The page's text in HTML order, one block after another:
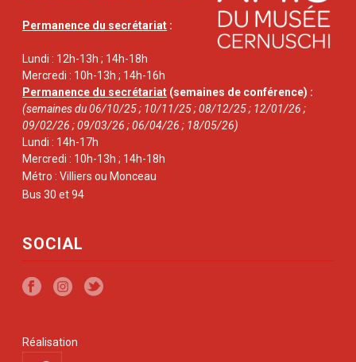
Permanence du secrétariat :
Lundi : 12h-13h ; 14h-18h
Mercredi : 10h-13h ; 14h-16h
Permanence du secrétariat (semaines de conférence) :
(semaines du 06/10/25 ; 10/11/25 ; 08/12/25 ; 12/01/26 ;
09/02/26 ; 09/03/26 ; 06/04/26 ; 18/05/26)
Lundi : 14h-17h
Mercredi : 10h-13h ; 14h-18h
Métro : Villiers ou Monceau
Bus 30 et 94
SOCIAL
Réalisation